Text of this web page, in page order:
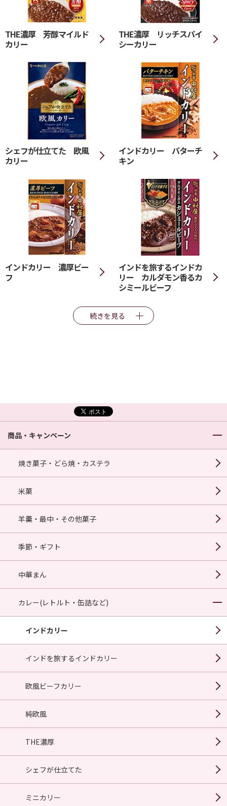
THE濃厚 芳醇マイルド
カリー
THE濃厚 リッチスパイ
シーカリー
シェフが仕立てた 欧風
カリー
インドカリー バターチ
キン
インドカリー 濃厚ビー
フ
インドを旅するインドカ
リー カルダモン香るカ
シミールビーフ
続きを見る
商品・キャンペーン
焼き菓子・どら焼・カステラ
米菓
羊羹・最中・その他菓子
季節・ギフト
中華まん
カレー(レトルト・缶詰など)
インドカリー
インドを旅するインドカリー
欧風ビーフカリー
純欧風
THE濃厚
シェフが仕立てた
ミニカリー